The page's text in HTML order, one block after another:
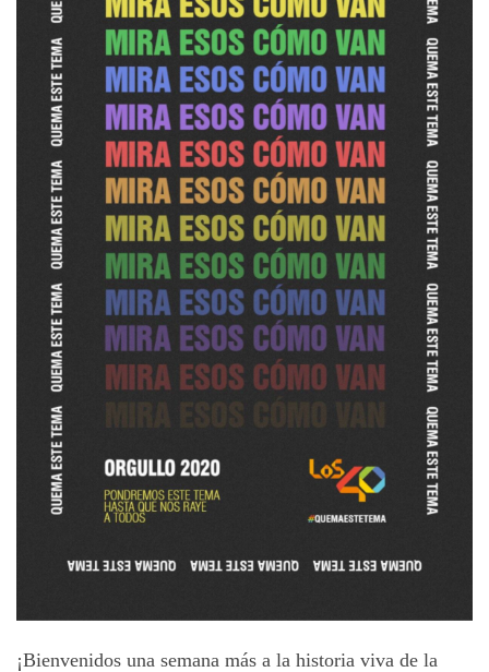
¡Bienvenidos una semana más a la historia viva de la